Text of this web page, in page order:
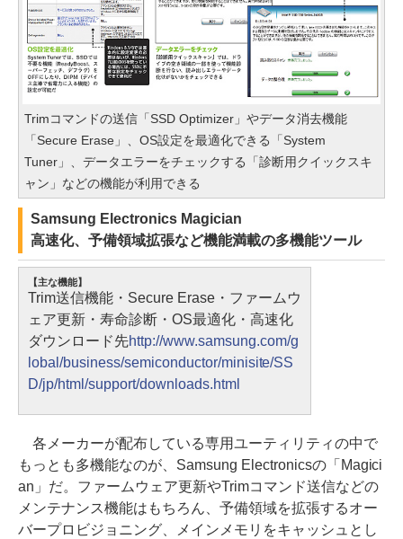
Trimコマンドの送信「SSD Optimizer」やデータ消去機能
「Secure Erase」、OS設定を最適化できる「System
Tuner」、データエラーをチェックする「診断用クイックスキ
ャン」などの機能が利用できる
Samsung Electronics Magician
高速化、予備領域拡張など機能満載の多機能ツール
【主な機能】
Trim送信機能・Secure Erase・ファームウ
ェア更新・寿命診断・OS最適化・高速化
ダウンロード先http://www.samsung.com/g
lobal/business/semiconductor/minisite/SS
D/jp/html/support/downloads.html
各メーカーが配布している専用ユーティリティの中で
もっとも多機能なのが、Samsung Electronicsの「Magici
an」だ。ファームウェア更新やTrimコマンド送信などの
メンテナンス機能はもちろん、予備領域を拡張するオー
バープロビジョニング、メインメモリをキャッシュとし